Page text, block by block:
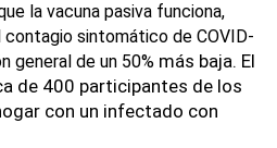
la vacuna pasiva funciona,
contagio sintomático de COVID-
general de un 50% más baja. El
de 400 participantes de los
con un infectado con